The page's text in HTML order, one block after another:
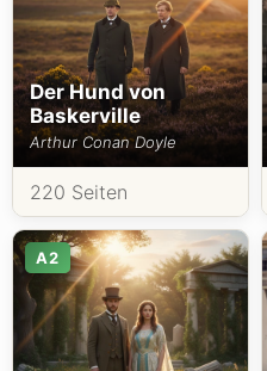
Der Hund von
Baskerville
Arthur Conan Doyle
220 Seiten
A2